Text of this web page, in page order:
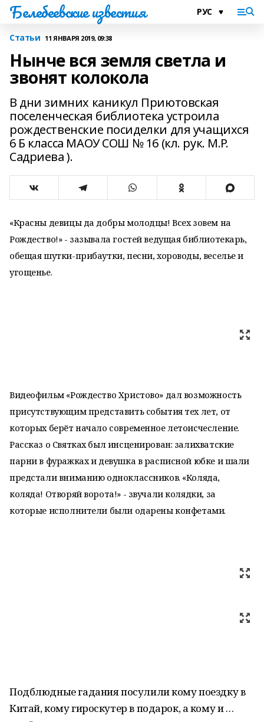
Белебеевские известия
Статьи 11 ЯНВАРЯ 2019, 09:38
Нынче вся земля светла и
звонят колокола
В дни зимних каникул Приютовская
поселенческая библиотека устроила
рождественские посиделки для учащихся
6 Б класса МАОУ СОШ № 16 (кл. рук. М.Р.
Садриева ).
«Красны девицы да добры молодцы! Всех зовем на
Рождество!» - зазывала гостей ведущая библиотекарь,
обещая шутки-прибаутки, песни, хороводы, веселье и
угощенье.
Видеофильм «Рождество Христово» дал возможность
присутствующим представить события тех лет, от
которых берёт начало современное летоисчесление.
Рассказ о Святках был инсценирован: залихватские
парни в фуражках и девушка в расписной юбке и шали
предстали вниманию одноклассников. «Коляда,
коляда! Отворяй ворота!» - звучали колядки, за
которые исполнители были одарены конфетами.
Подблюдные гадания посулили кому поездку в
Китай, кому гироскутер в подарок, а кому и …